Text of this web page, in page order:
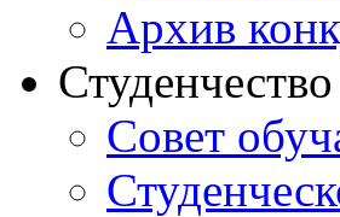
Архив
Студенчество
Совет